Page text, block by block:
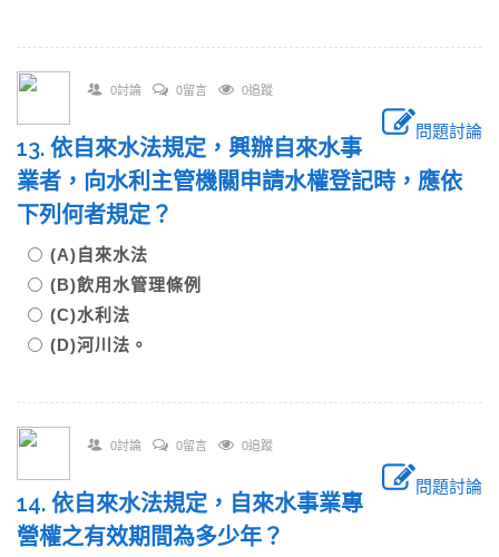
0討論 0留言 0追蹤
問題討論
13. 依自來水法規定，興辦自來水事
業者，向水利主管機關申請水權登記時，應依
下列何者規定？
(A)自來水法
(B)飲用水管理條例
(C)水利法
(D)河川法。
0討論 0留言 0追蹤
問題討論
14. 依自來水法規定，自來水事業專
營權之有效期間為多少年？